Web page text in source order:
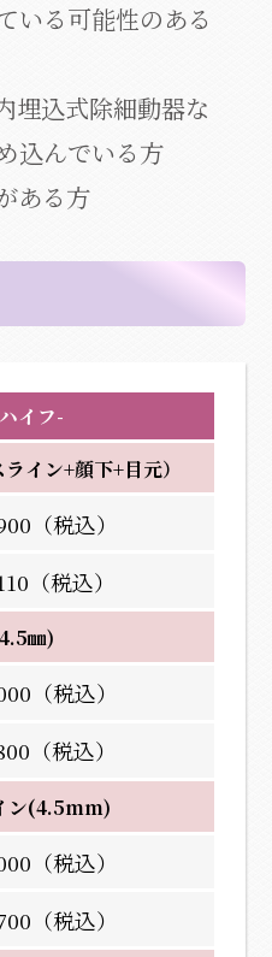
いる可能性のある
埋込式除細動器な
込んでいる方
ある方
イフ-
イン+顔下+目元）
（税込）
（税込）
㎜)
（税込）
（税込）
ン(4.5mm)
（税込）
（税込）